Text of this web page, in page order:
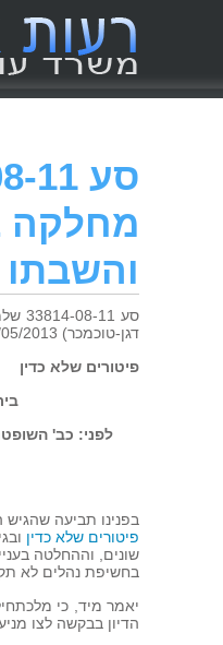
מחלקה
סע
דגן-טוכמכר) 20/05/2013
פיטורים שלא כדין
בית
לפני: כב'
בפנינו תביעה שהגיש
פיטורים שלא כדין
בחשיפת נהלים לא
יאמר מיד, כי
הדיון בבקשה לצו